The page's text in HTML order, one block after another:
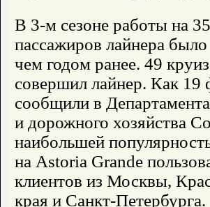
В 3-м сезоне работы на
пассажиров лайнера
чем годом ранее. 49
совершил лайнер. Как 19
сообщили в
и дорожного хозяйства
наибольшей
на Astoria Grande
клиентов из Москвы,
края и Санкт-Петербурга.